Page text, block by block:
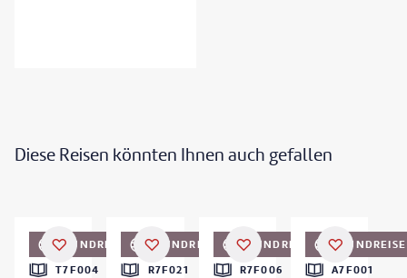
Diese Reisen könnten Ihnen auch gefallen
RUNDREISE
T7F004
RUNDREISE
R7F021
RUNDREISE
R7F006
RUNDREISE
A7F001